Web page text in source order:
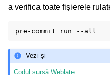
a verifica toate fișierele
pre-commit run
Vezi și
Codul sursă Weblate